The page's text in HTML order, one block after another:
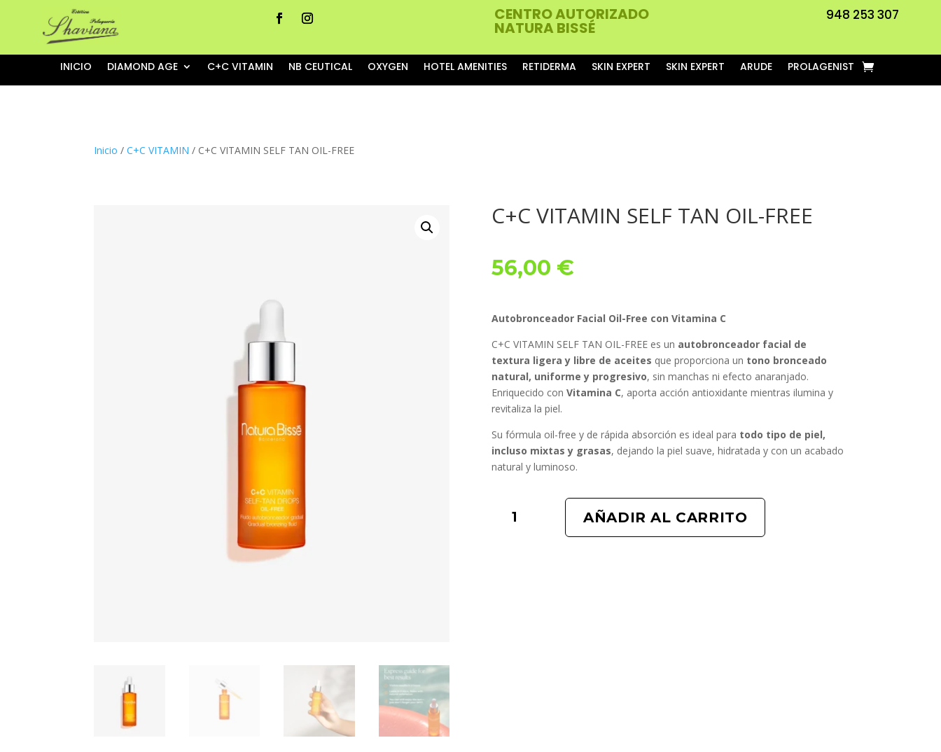
CENTRO AUTORIZADO
NATURA BISSÉ
948 253 307
INICIO DIAMOND AGE C+C VITAMIN NB CEUTICAL OXYGEN HOTEL AMENITIES RETIDERMA SKIN EXPERT SKIN EXPERT ARUDE PROLAGENIST
Inicio /C+C VITAMIN / C+C VITAMIN SELF TAN OIL-FREE
C+C VITAMIN SELF TAN OIL-FREE
56,00 €
Autobronceador Facial Oil-Free con Vitamina C
C+C VITAMIN SELF TAN OIL-FREE es un autobronceador facial de
textura ligera y libre de aceites que proporciona un tono bronceado
natural, uniforme y progresivo, sin manchas ni efecto anaranjado.
Enriquecido con Vitamina C, aporta acción antioxidante mientras ilumina y
revitaliza la piel.
Su fórmula oil-free y de rápida absorción es ideal para todo tipo de piel,
incluso mixtas y grasas, dejando la piel suave, hidratada y con un acabado
natural y luminoso.
VITAMIN
AÑADIR AL CARRITO